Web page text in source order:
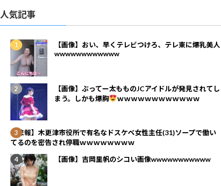
人気記事
【画像】おい、早くテレビつけろ、テレ東に爆乳美人
wwwwwwwwwwww
【画像】ぶってー太もものJCアイドルが発見されてし
まう。しかも爆胸
ｗｗｗｗｗｗｗｗｗｗｗｗ
【悲報】木更津市役所で有名なドスケベ女性主任(31)ソープで働い
てるのを密告され停職ｗｗｗｗｗｗｗｗ
【画像】吉岡里帆のシコい画像wwwwwwwwwww